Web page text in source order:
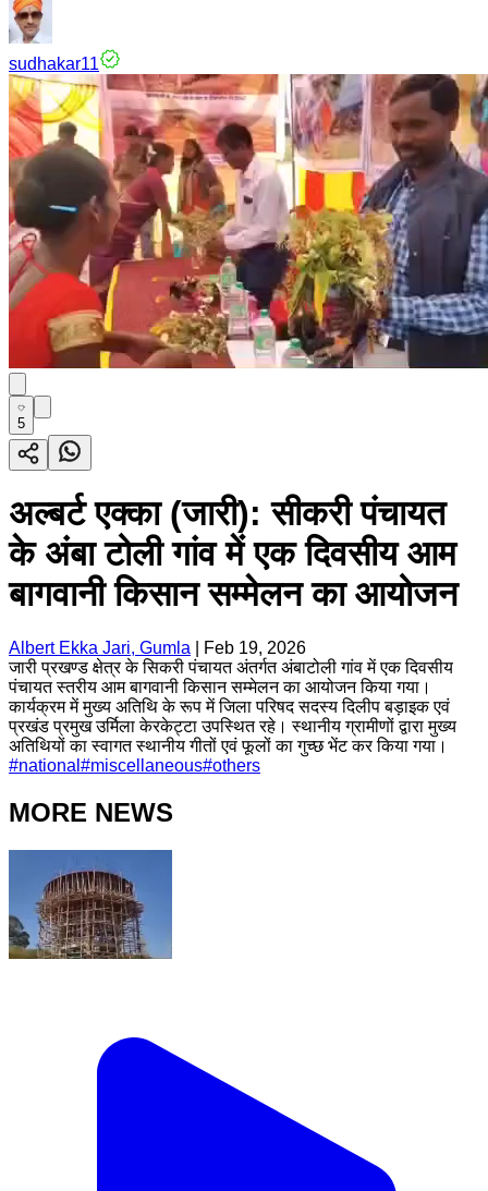
sudhakar11
5
अल्बर्ट एक्का (जारी): सीकरी पंचायत
के अंबा टोली गांव में एक दिवसीय आम
बागवानी किसान सम्मेलन का आयोजन
Albert Ekka Jari, Gumla
Feb 19, 2026
जारी प्रखण्ड क्षेत्र के सिकरी पंचायत अंतर्गत अंबाटोली गांव में एक दिवसीय
पंचायत स्तरीय आम बागवानी किसान सम्मेलन का आयोजन किया गया।
कार्यक्रम में मुख्य अतिथि के रूप में जिला परिषद सदस्य दिलीप बड़ाइक एवं
प्रखंड प्रमुख उर्मिला केरकेट्टा उपस्थित रहे। स्थानीय ग्रामीणों द्वारा मुख्य
अतिथियों का स्वागत स्थानीय गीतों एवं फूलों का गुच्छ भेंट कर किया गया।
#national #miscellaneous#others
MORE NEWS